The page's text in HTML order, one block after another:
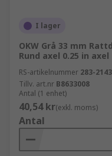
I lager
OKW Grå 33 mm
Rund axel 0.25 in axel
RS-artikelnummer 283-2143
Tillv. art.nr B8633008
Antal (1 enhet)
40,54 kr(exkl. moms)
Antal